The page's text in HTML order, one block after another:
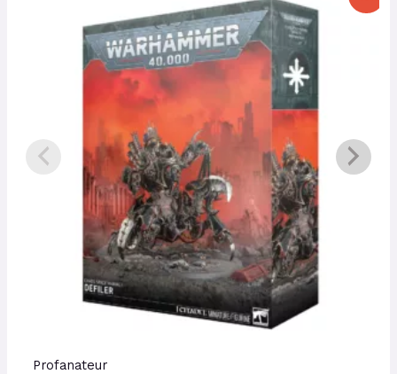
Profanateur
initial
était :
115,00 €.
actuel
est :
103,50 €.